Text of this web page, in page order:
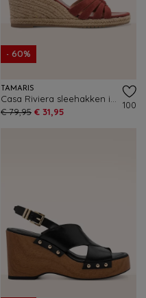
- 60%
TAMARIS
€ 79,95 € 31,95
100